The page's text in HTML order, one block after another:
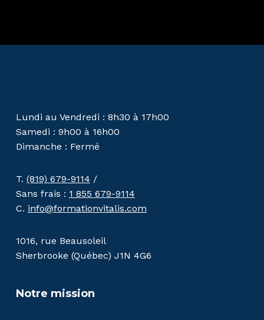
Lundi au Vendredi : 8h30 à 17h00
Samedi : 9h00 à 16h00
Dimanche : Fermé
T. (819) 679-9114 /
Sans frais : 1 855 679-9114
C. info@formationvitalis.com
1016, rue Beausoleil
Sherbrooke (Québec) J1N 4G6
Notre mission